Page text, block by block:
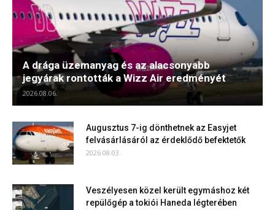
A drága üzemanyag és az alacsonyabb
jegyárak rontották a Wizz Air eredményét
2026.08.06.
Augusztus 7-ig dönthetnek az Easyjet
felvásárlásáról az érdeklődő befektetők
2026.08.03.
Veszélyesen közel került egymáshoz két
repülőgép a tokiói Haneda légterében